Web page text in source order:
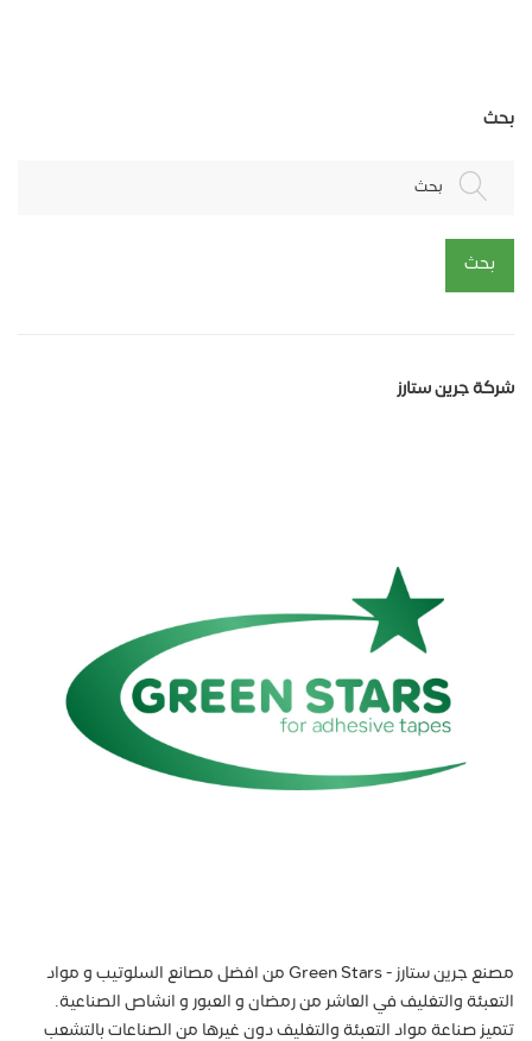
بحث
بحث
بحث
شركة جرين ستارز
مصنع جرين ستارز - Green Stars من افضل مصانع السلوتيب و مواد
التعبئة والتغليف في العاشر من رمضان و العبور و انشاص الصناعية.
تتميز صناعة مواد التعبئة والتغليف دون غيرها من الصناعات بالتشعب